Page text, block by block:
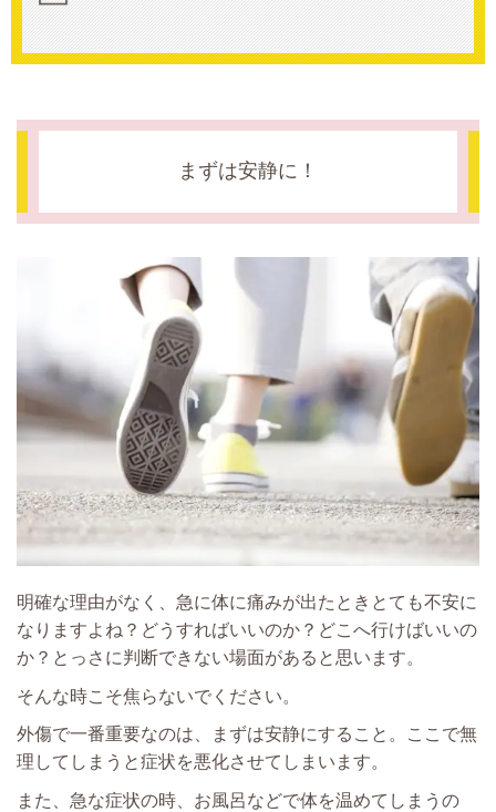
まずは安静に！
明確な理由がなく、急に体に痛みが出たときとても不安に
なりますよね？どうすればいいのか？どこへ行けばいいの
か？とっさに判断できない場面があると思います。
そんな時こそ焦らないでください。
外傷で一番重要なのは、まずは安静にすること。ここで無
理してしまうと症状を悪化させてしまいます。
また、急な症状の時、お風呂などで体を温めてしまうの